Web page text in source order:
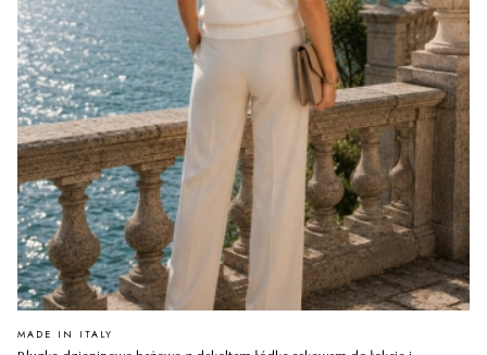
PRODUCENT
MADE IN ITALY